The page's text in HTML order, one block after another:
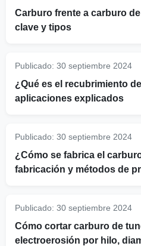
Carburo frente a carburo
clave y tipos
Publicado: 30 septiembre 2024
¿Qué es el recubrimiento
aplicaciones explicados
Publicado: 30 septiembre 2024
¿Cómo se fabrica el
fabricación y métodos de
Publicado: 30 septiembre 2024
Cómo cortar carburo de
electroerosión por hilo,